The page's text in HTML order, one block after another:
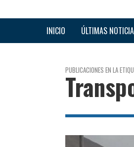
INICIO ÚLTIMAS
PUBLICACIONES EN LA